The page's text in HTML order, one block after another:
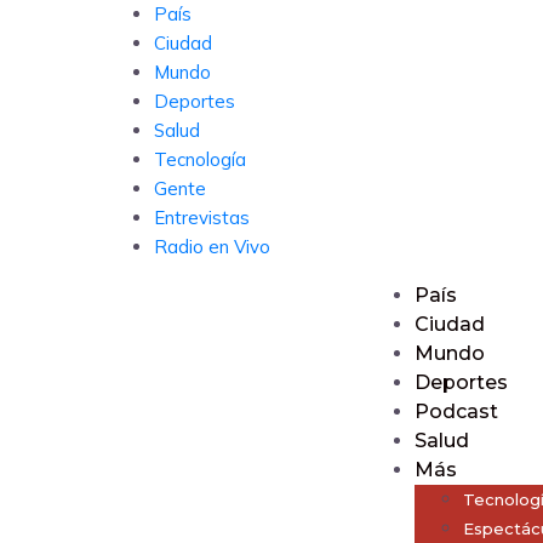
País
Ciudad
Mundo
Deportes
Salud
Tecnología
Gente
Entrevistas
Radio en Vivo
País
Ciudad
Mundo
Deportes
Podcast
Salud
Más